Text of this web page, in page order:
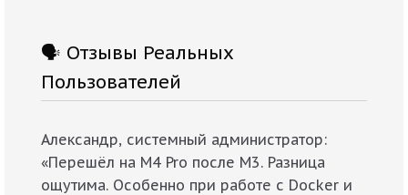
🗣️ Отзывы Реальных
Пользователей
Александр, системный администратор:
«Перешёл на M4 Pro после M3. Разница
ощутима. Особенно при работе с Docker и